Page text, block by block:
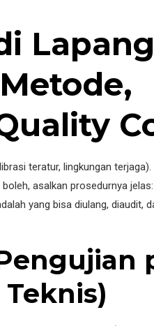
teratur, lingkungan terjaga).
asalkan prosedurnya
yang bisa diulang, diaudit,